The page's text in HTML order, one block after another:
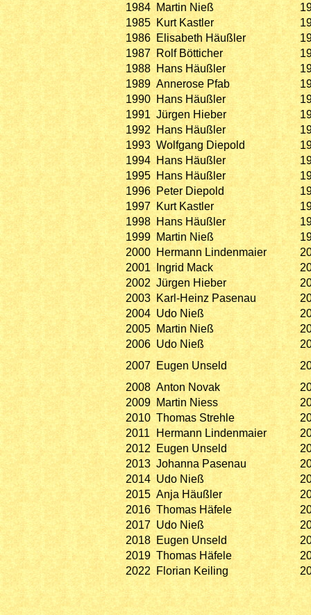
1984 Martin Nieß
1985 Kurt Kastler
1986 Elisabeth Häußler
1987 Rolf Bötticher
1988 Hans Häußler
1989 Annerose Pfab
1990 Hans Häußler
1991 Jürgen Hieber
1992
Hans Häußler
1993 Wolfgang Diepold
1994 Hans Häußler
1995 Hans Häußler
1996 Peter Diepold
1997 Kurt Kastler
1998 Hans Häußler
1999 Martin Nieß
2000 Hermann Lindenmaier
2001
Ingrid Mack
2002 Jürgen Hieber
2003 Karl-Heinz Pasenau
2004 Udo Nieß
2005 Martin Nieß
2006 Udo Nieß
2007 Eugen Unseld
2008 Anton Novak
2009 Martin Niess
2010 Thomas Strehle
2011
Hermann Lindenmaier
2012
Eugen Unseld
2013 Johanna Pasenau
2014 Udo Nieß
2015 Anja Häußler
2016 Thomas Häfele
2017 Udo Nieß
2018 Eugen Unseld
2019 Thomas Häfele
2022
Florian Keiling